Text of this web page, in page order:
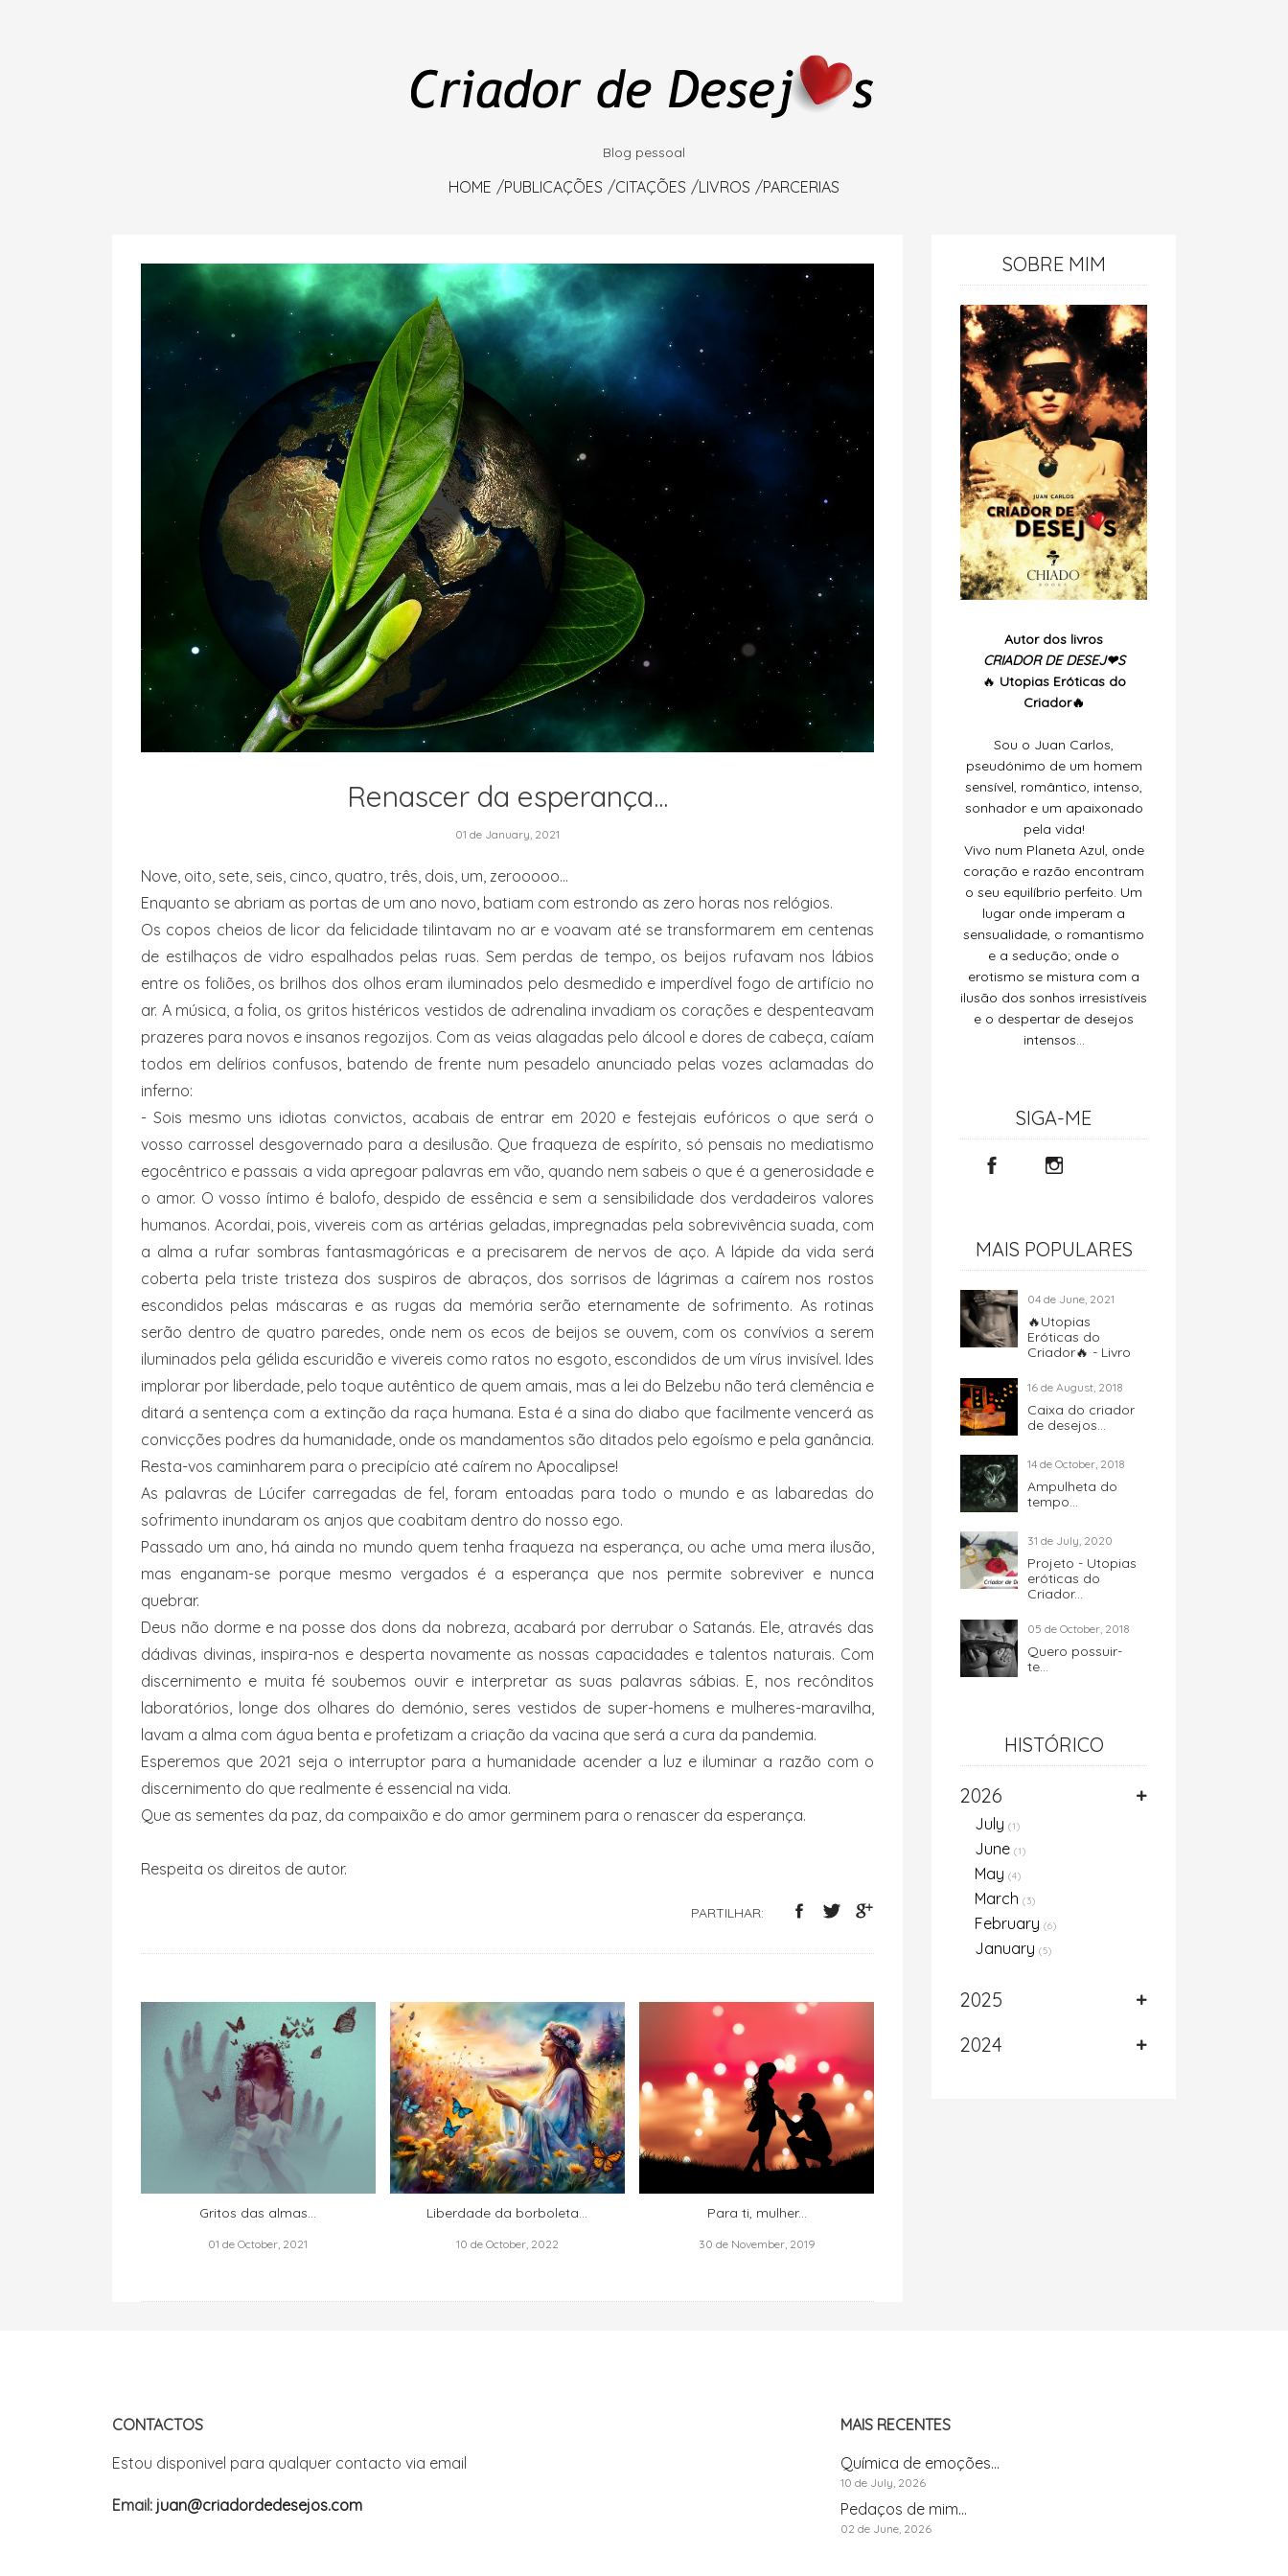
Blog pessoal
HOME PUBLICAÇÕES CITAÇÕES LIVROS PARCERIAS
Renascer da esperança...
01 de January, 2021
Nove, oito, sete, seis, cinco, quatro, três, dois, um, zerooooo…
Enquanto se abriam as portas de um ano novo, batiam com estrondo as zero horas nos relógios.
Os copos cheios de licor da felicidade tilintavam no ar e voavam até se transformarem em centenas
de estilhaços de vidro espalhados pelas ruas. Sem perdas de tempo, os beijos rufavam nos lábios
entre os foliões, os brilhos dos olhos eram iluminados pelo desmedido e imperdível fogo de artifício no
ar. A música, a folia, os gritos histéricos vestidos de adrenalina invadiam os corações e despenteavam
prazeres para novos e insanos regozijos. Com as veias alagadas pelo álcool e dores de cabeça, caíam
todos em delírios confusos, batendo de frente num pesadelo anunciado pelas vozes aclamadas do
inferno:
- Sois mesmo uns idiotas convictos, acabais de entrar em 2020 e festejais eufóricos o que será o
vosso carrossel desgovernado para a desilusão. Que fraqueza de espírito, só pensais no mediatismo
egocêntrico e passais a vida apregoar palavras em vão, quando nem sabeis o que é a generosidade e
o amor. O vosso íntimo é balofo, despido de essência e sem a sensibilidade dos verdadeiros valores
humanos. Acordai, pois, vivereis com as artérias geladas, impregnadas pela sobrevivência suada, com
a alma a rufar sombras fantasmagóricas e a precisarem de nervos de aço. A lápide da vida será
coberta pela triste tristeza dos suspiros de abraços, dos sorrisos de lágrimas a caírem nos rostos
escondidos pelas máscaras e as rugas da memória serão eternamente de sofrimento. As rotinas
serão dentro de quatro paredes, onde nem os ecos de beijos se ouvem, com os convívios a serem
iluminados pela gélida escuridão e vivereis como ratos no esgoto, escondidos de um vírus invisível. Ides
implorar por liberdade, pelo toque autêntico de quem amais, mas a lei do Belzebu não terá clemência e
ditará a sentença com a extinção da raça humana. Esta é a sina do diabo que facilmente vencerá as
convicções podres da humanidade, onde os mandamentos são ditados pelo egoísmo e pela ganância.
Resta-vos caminharem para o precipício até caírem no Apocalipse!
As palavras de Lúcifer carregadas de fel, foram entoadas para todo o mundo e as labaredas do
sofrimento inundaram os anjos que coabitam dentro do nosso ego.
Passado um ano, há ainda no mundo quem tenha fraqueza na esperança, ou ache uma mera ilusão,
mas enganam-se porque mesmo vergados é a esperança que nos permite sobreviver e nunca
quebrar.
Deus não dorme e na posse dos dons da nobreza, acabará por derrubar o Satanás. Ele, através das
dádivas divinas, inspira-nos e desperta novamente as nossas capacidades e talentos naturais. Com
discernimento e muita fé soubemos ouvir e interpretar as suas palavras sábias. E, nos recônditos
laboratórios, longe dos olhares do demónio, seres vestidos de super-homens e mulheres-maravilha,
lavam a alma com água benta e profetizam a criação da vacina que será a cura da pandemia.
Esperemos que 2021 seja o interruptor para a humanidade acender a luz e iluminar a razão com o
discernimento do que realmente é essencial na vida.
Que as sementes da paz, da compaixão e do amor germinem para o renascer da esperança.
Respeita os direitos de autor.
PARTILHAR:
Gritos das almas...
01 de October, 2021
Liberdade da borboleta…
10 de October, 2022
Para ti, mulher...
30 de November, 2019
SOBRE MIM
Autor dos livros
CRIADOR DE DESEJ❤S
🔥 Utopias Eróticas do
Criador🔥
Sou o Juan Carlos,
pseudónimo de um homem
sensível, romântico, intenso,
sonhador e um apaixonado
pela vida!
Vivo num Planeta Azul, onde
coração e razão encontram
o seu equilíbrio perfeito. Um
lugar onde imperam a
sensualidade, o romantismo
e a sedução; onde o
erotismo se mistura com a
ilusão dos sonhos irresistíveis
e o despertar de desejos
intensos…
SIGA-ME
MAIS POPULARES
04 de June, 2021
🔥Utopias
Eróticas do
Criador🔥 - Livro
16 de August, 2018
Caixa do criador
de desejos...
14 de October, 2018
Ampulheta do
tempo...
31 de July, 2020
Projeto - Utopias
eróticas do
Criador...
05 de October, 2018
Quero possuir-
te...
HISTÓRICO
2026
July (1)
June (1)
May (4)
March (3)
February (6)
January (5)
2025
2024
CONTACTOS
Estou disponivel para qualquer contacto via email
Email: juan@criadordedesejos.com
MAIS RECENTES
Química de emoções...
10 de July, 2026
Pedaços de mim...
02 de June, 2026